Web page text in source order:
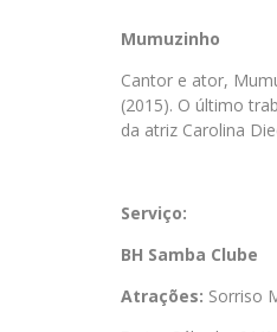
Mumuzinho
Cantor e ator,
(2015). O último
da atriz Carolina
Serviço:
BH Samba Clube
Atrações: Sorriso